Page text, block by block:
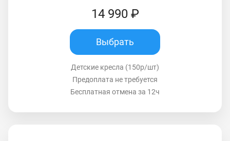
14 990 ₽
Выбрать
Детские кресла (150р/шт)
Предоплата не требуется
Бесплатная отмена за 12ч